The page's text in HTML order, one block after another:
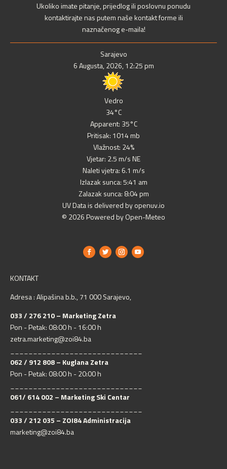
Ukoliko imate pitanje, prijedlog ili poslovnu ponudu
kontaktirajte nas putem naše kontakt forme ili
naznačenog e-maila!
Sarajevo
6 Augusta, 2026, 12:25 pm
Vedro
34°C
Apparent: 35°C
Pritisak: 1014 mb
Vlažnost: 24%
Vjetar: 2.5 m/s NE
Naleti vjetra: 6.1 m/s
Izlazak sunca: 5:41 am
Zalazak sunca: 8:04 pm
UV Data is delivered by openuv.io
© 2026 Powered by Open-Meteo
KONTAKT
Adresa : Alipašina b.b., 71 000 Sarajevo,
033 / 276 210 – Marketing Zetra
Pon - Petak: 08:00 h - 16:00 h
zetra.marketing@zoi84.ba
062 / 912 808 – Kuglana Zetra
Pon - Petak: 08:00 h - 20:00 h
061/ 614 002 – Marketing Ski Centar
033 / 212 035 – ZOI84 Administracija
marketing@zoi84.ba